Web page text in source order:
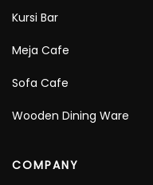
Kursi Bar
Meja Cafe
Sofa Cafe
Wooden Dining Ware
COMPANY